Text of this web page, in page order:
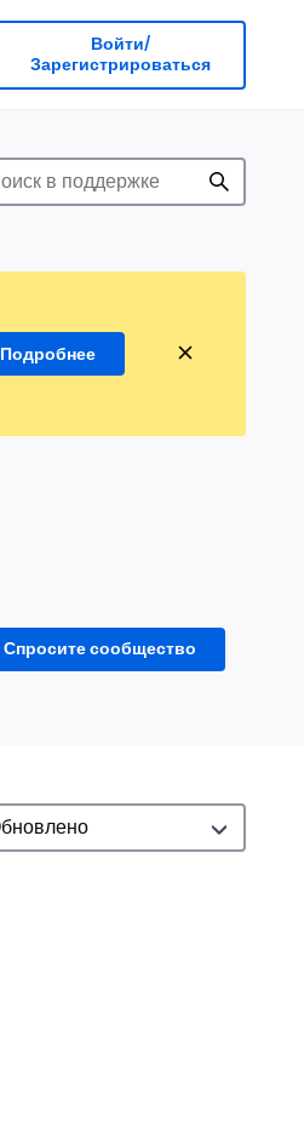
Войти/
Зарегистрироваться
Подробнее
Спросите сообщество